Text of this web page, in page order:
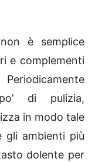
è semplice
e complementi
di pulizia,
in modo tale
gli ambienti più
dolente per